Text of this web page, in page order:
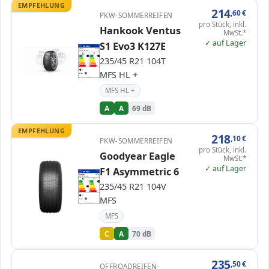
EMPFEHLUNG
ENERG
Hankook
1027035
235/45 R21 104T
C1
C C
69 dB A
PKW-SOMMERREIFEN
Hankook Ventus
S1 Evo3 K127E
235/45 R21 104T
MFS HL +
MFS HL +
A A 69 dB
214,60€
pro Stück, inkl.
MwSt.*
✓ auf Lager
EMPFEHLUNG
ENERG
Goodyear
583763
235/45 R21 104V
C1
C C C
70 dB B
PKW-SOMMERREIFEN
Goodyear Eagle
F1 Asymmetric 6
235/45 R21 104V
MFS
MFS
C A 70 dB
218 ,10€
pro Stück, inkl.
MwSt.*
✓ auf Lager
OFFROADREIFEN-
235,50€